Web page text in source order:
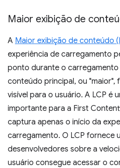
Maior exibição de
A Maior exibição de conteúdo
experiência de carregamento
ponto durante o carregamento
conteúdo principal, ou "maior",
visível para o usuário. A LCP é
importante para a First
captura apenas o início da
carregamento. O LCP fornece
desenvolvedores sobre a
usuário consegue acessar o